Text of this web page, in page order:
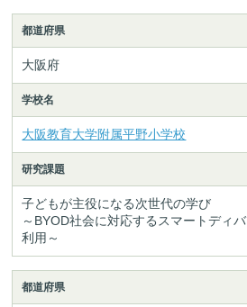
都道府県
大阪府
学校名
大阪教育大学附属平野小学校
研究課題
子どもが主役になる次世代の学び
～BYOD社会に対応するスマートディ
利用～
都道府県